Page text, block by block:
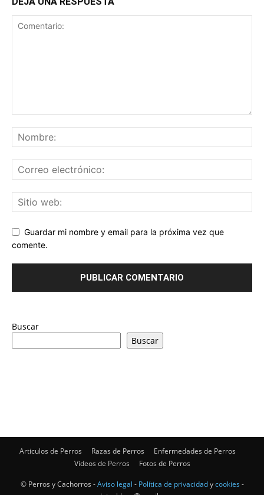
Guardar mi nombre y email para la próxima vez que
comente.
Buscar
Buscar
Articulos de Perros Razas de Perros
Enfermedades de Perros
Videos de Perros
Fotos de Perros
© Perros y Cachorros -Aviso legal - Política de privacidadycookies -